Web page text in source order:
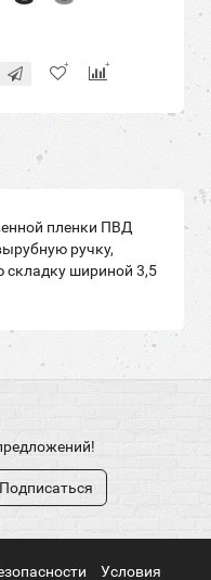
пленки ПВД
ручку,
складку шириной 3,5
Подписаться
Условия